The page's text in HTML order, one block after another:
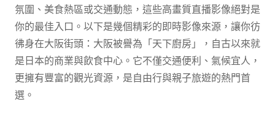
氛圍、美食熱區或交通動態，這些高畫質直播影像絕對是
你的最佳入口。以下是幾個精彩的即時影像來源，讓你彷
彿身在大阪街頭：大阪被譽為「天下廚房」，自古以來就
是日本的商業與飲食中心。它不僅交通便利、氣候宜人，
更擁有豐富的觀光資源，是自由行與親子旅遊的熱門首
選。